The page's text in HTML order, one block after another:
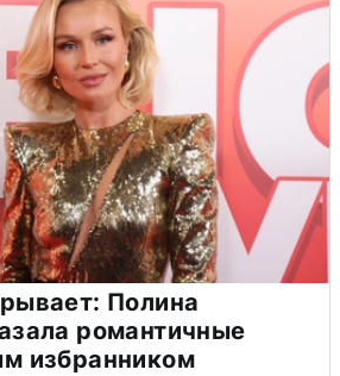
Полина
романтичные
избранником